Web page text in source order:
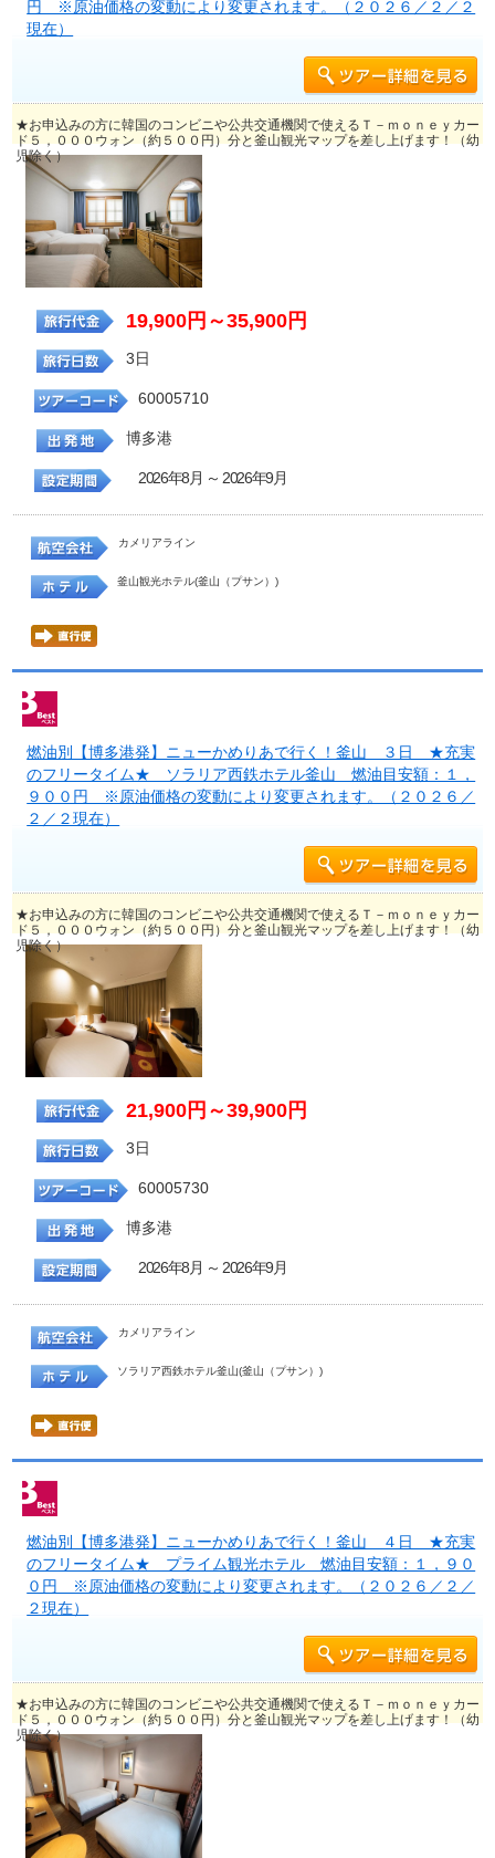
円 ※原油価格の変動により変更されます。（２０２６／２／２
現在）
★お申込みの方に韓国のコンビニや公共交通機関で使えるＴ－ｍｏｎｅｙカー
ド５，０００ウォン（約５００円）分と釜山観光マップを差し上げます！（幼
児除く）
19,900円～35,900円
3日
60005710
博多港
2026年8月 ～ 2026年9月
カメリアライン
釜山観光ホテル(釜山（プサン）)
燃油別【博多港発】ニューかめりあで行く！釜山 ３日 ★充実
のフリータイム★ ソラリア西鉄ホテル釜山 燃油目安額：１，
９００円 ※原油価格の変動により変更されます。（２０２６／
２／２現在）
★お申込みの方に韓国のコンビニや公共交通機関で使えるＴ－ｍｏｎｅｙカー
ド５，０００ウォン（約５００円）分と釜山観光マップを差し上げます！（幼
児除く）
21,900円～39,900円
3日
60005730
博多港
2026年8月 ～ 2026年9月
カメリアライン
ソラリア西鉄ホテル釜山(釜山（プサン）)
燃油別【博多港発】ニューかめりあで行く！釜山 ４日 ★充実
のフリータイム★ プライム観光ホテル 燃油目安額：１，９０
０円 ※原油価格の変動により変更されます。（２０２６／２／
２現在）
★お申込みの方に韓国のコンビニや公共交通機関で使えるＴ－ｍｏｎｅｙカー
ド５，０００ウォン（約５００円）分と釜山観光マップを差し上げます！（幼
児除く）